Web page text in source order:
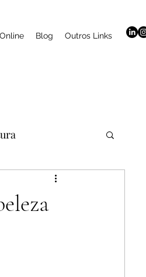
Blog Outros Links
aromaterapia